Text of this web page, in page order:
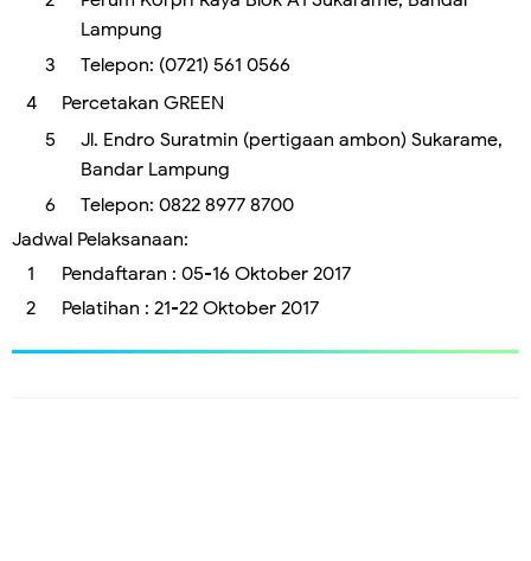
Lampung
Telepon: (0721) 561 0566
Percetakan GREEN
Jl. Endro Suratmin (pertigaan ambon) Sukarame,
Bandar Lampung
Telepon: 0822 8977 8700
Jadwal Pelaksanaan:
Pendaftaran : 05-16 Oktober 2017
Pelatihan : 21-22 Oktober 2017